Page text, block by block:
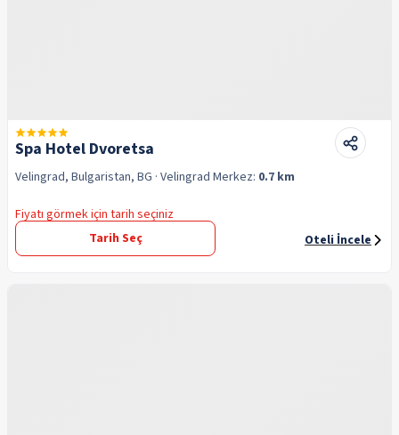
Spa Hotel Dvoretsa
Velingrad, Bulgaristan, BG · Velingrad Merkez: 0.7 km
Fiyatı görmek için tarih seçiniz
Tarih Seç
Oteli İncele